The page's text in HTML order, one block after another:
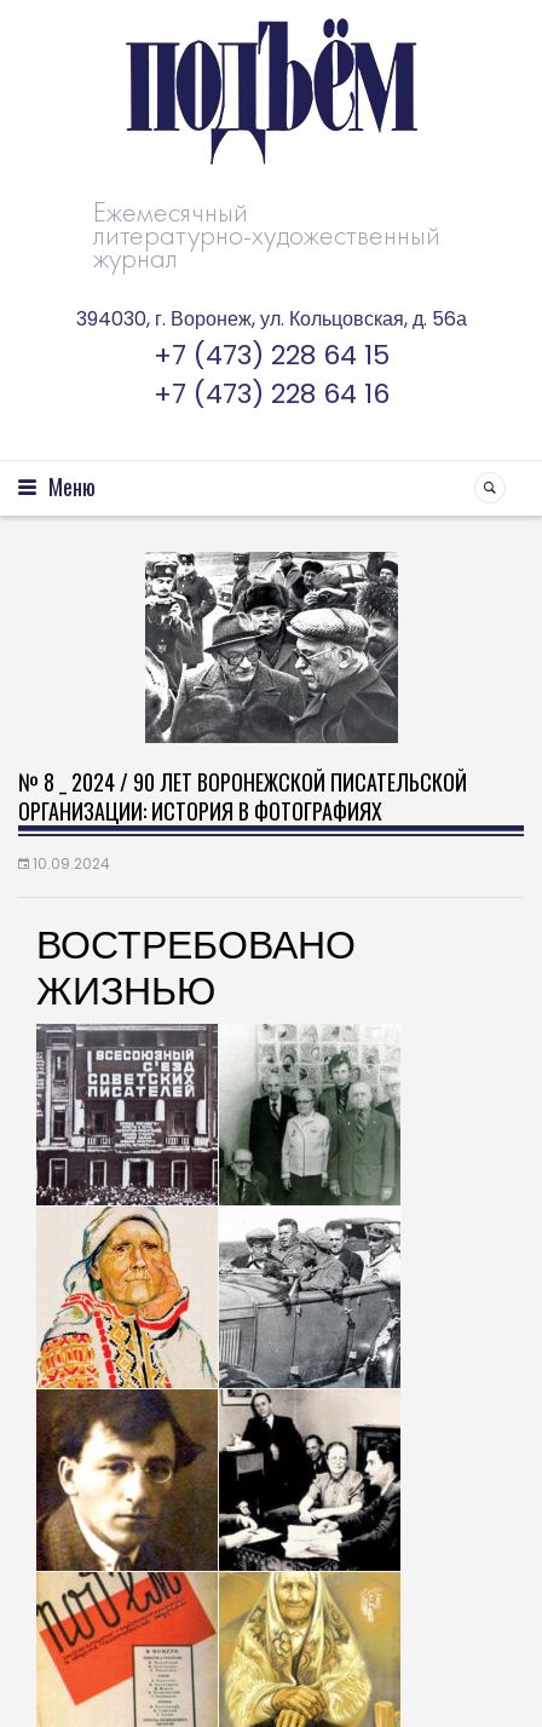
Ежемесячный
литературно-художественный
журнал
394030, г. Воронеж, ул. Кольцовская, д. 56а
+7 (473) 228 64 15
+7 (473) 228 64 16
Меню
№ 8 _ 2024 / 90 ЛЕТ ВОРОНЕЖСКОЙ ПИСАТЕЛЬСКОЙ
ОРГАНИЗАЦИИ: ИСТОРИЯ В ФОТОГРАФИЯХ
10.09.2024
ВОСТРЕБОВАНО
ЖИЗНЬЮ